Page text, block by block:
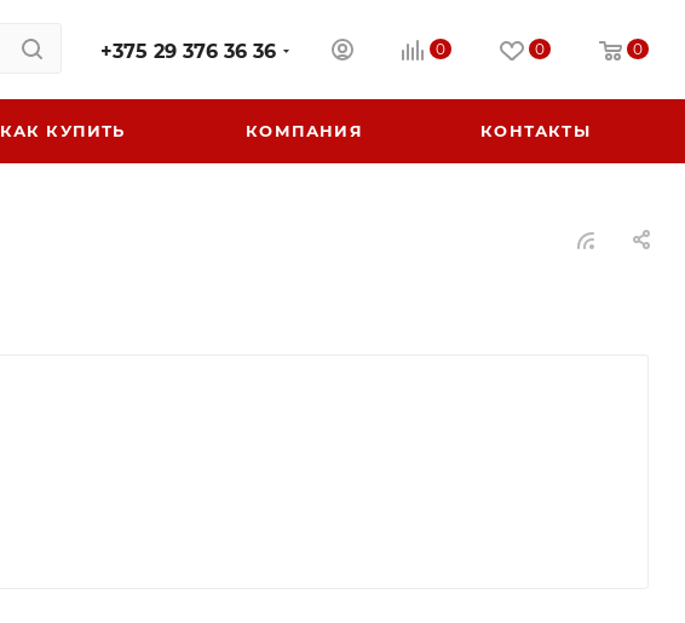
+375 29 376 36 36 0 0 0
КАК КУПИТЬ КОМПАНИЯ КОНТАКТЫ